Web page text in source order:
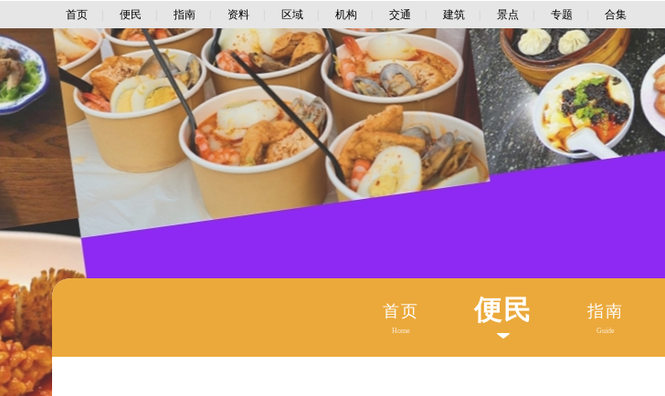
首页 便民 指南 资料 区域 机构 交通 建筑 景点 专题 合集
首页
Home
便民 指南
Guide